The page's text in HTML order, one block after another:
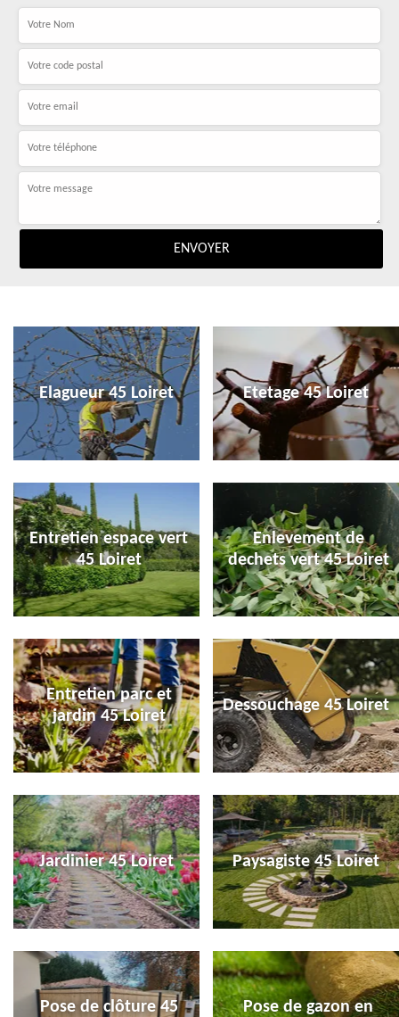
Elagueur 45 Loiret Etetage 45 Loiret
Entretien espace vert
45 Loiret
Enlevement de
dechets vert 45 Loiret
Entretien parc et
jardin 45 Loiret
Dessouchage 45 Loiret
Jardinier 45 Loiret Paysagiste 45 Loiret
Pose de clôture 45
Pose de gazon en